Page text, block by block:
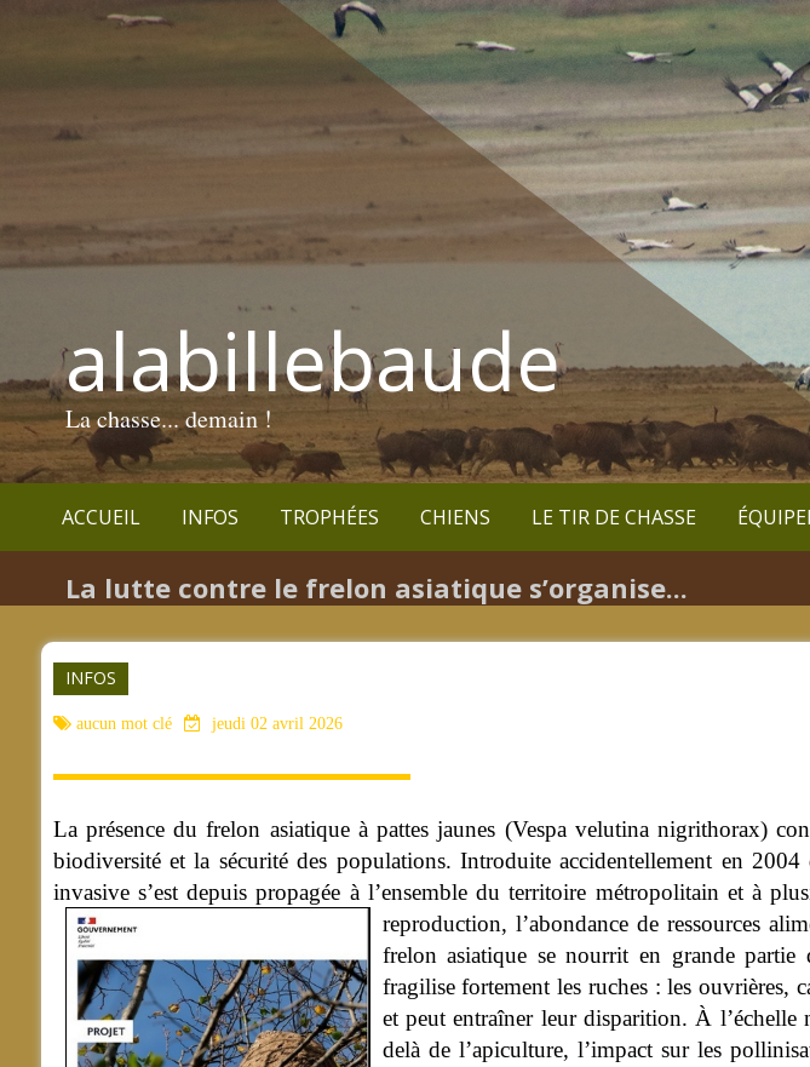
alabillebaude
La chasse... demain !
ACCUEIL INFOS TROPHÉES CHIENS LE TIR DE CHASSE
La lutte contre le frelon asiatique s’organise...
INFOS
aucun mot clé jeudi 02 avril 2026
La présence du frelon asiatique à pattes jaunes (Vespa velutina nigrithorax)
biodiversité et la sécurité des populations. Introduite accidentellement en
invasive s’est depuis propagée à l’ensemble du territoire métropolitain et à
reproduction, l’abondance de ressources
frelon asiatique se nourrit en grande partie
fragilise fortement les ruches : les ouvrières,
et peut entraîner leur disparition. À l’échelle
delà de l’apiculture, l’impact sur les